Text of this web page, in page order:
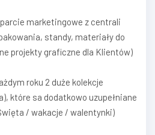
marketingowe z centrali
standy, materiały do
projekty graficzne dla Klientów)
roku 2 duże kolekcje
które sa dodatkowo uzupełniane
/ wakacje / walentynki)